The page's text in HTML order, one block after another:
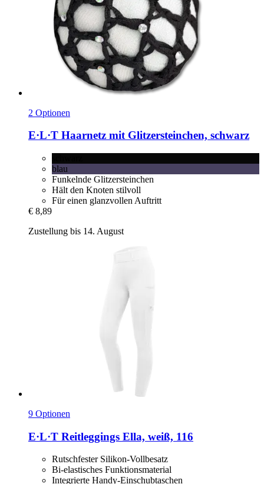
2 Optionen
E·L·T Haarnetz mit Glitzersteinchen, schwarz
blau
Funkelnde Glitzersteinchen
Hält den Knoten stilvoll
Für einen glanzvollen Auftritt
€ 8,89
Zustellung bis 14. August
9 Optionen
E·L·T Reitleggings Ella, weiß, 116
Rutschfester Silikon-Vollbesatz
Bi-elastisches Funktionsmaterial
Integrierte Handy-Einschubtaschen